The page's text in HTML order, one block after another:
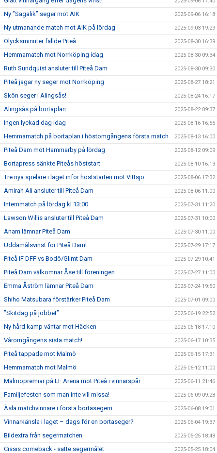
Ny ”Sagalik” seger mot AIK 2025-09-06 16:18
Ny utmanande match mot AIK på lördag 2025-09-03 19:29
Olycksminuter fällde Piteå 2025-08-30 16:39
Hemmamatch mot Norrköping idag 2025-08-30 09:34
Ruth Sundquist ansluter till Piteå Dam 2025-08-30 09:30
Piteå jagar ny seger mot Norrköping 2025-08-27 18:21
Skön seger i Alingsås! 2025-08-24 16:17
Alingsås på bortaplan 2025-08-22 09:37
Ingen lyckad dag idag 2025-08-16 16:55
Hemmamatch på bortaplan i höstomgångens första match 2025-08-13 16:00
Piteå Dam mot Hammarby på lördag 2025-08-12 09:09
Bortapress sänkte Piteås höststart 2025-08-10 16:13
Tre nya spelare i laget inför höststarten mot Vittsjö 2025-08-06 17:32
Amirah Ali ansluter till Piteå Dam 2025-08-06 11:00
Internmatch på lördag kl 13:00 2025-07-31 11:20
Lawson Willis ansluter till Piteå Dam 2025-07-31 10:00
Anam lämnar Piteå Dam 2025-07-30 11:00
Uddamålsvinst för Piteå Dam! 2025-07-29 17:17
Piteå IF DFF vs Bodö/Glimt Dam 2025-07-29 10:41
Piteå Dam välkomnar Åse till föreningen 2025-07-27 11:00
Emma Åström lämnar Piteå Dam 2025-07-24 19:50
Shiho Matsubara förstärker Piteå Dam 2025-07-01 09:00
”Skitdag på jobbet” 2025-06-19 22:52
Ny hård kamp väntar mot Häcken 2025-06-18 17:10
Våromgångens sista match! 2025-06-17 10:35
Piteå tappade mot Malmö 2025-06-15 17:31
Hemmamatch mot Malmö 2025-06-12 11:00
Malmöpremiär på LF Arena mot Piteå i vinnarspår 2025-06-11 21:46
Familjefesten som man inte vill missa! 2025-06-09 09:28
Àsla matchvinnare i första bortasegern 2025-06-08 19:01
Vinnarkänsla i laget – dags för en bortaseger? 2025-06-04 19:37
Bildextra från segermatchen 2025-05-25 18:48
Cissis comeback - satte segermålet 2025-05-25 18:04